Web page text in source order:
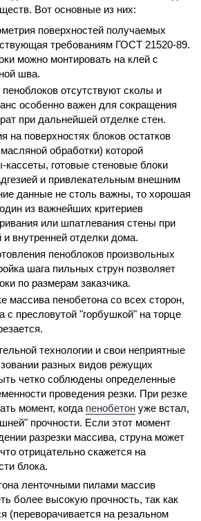
Вот основные из них:
поверхностей получаемых
требованиям ГОСТ 21520-89.
можно монтировать на клей с
шва.
пеноблоков отсутствуют сколы и
особенно важен для сокращения
при дальнейшей отделке стен.
на поверхностях блоков остатков
обработки) которой
готовые стеновые блоки
и привлекательным внешним
данные не столь важны, то хорошая
из важнейших критериев
или шпатлевания стены при
внутренней отделки дома.
пеноблоков произвольных
шага пильных струн позволяет
по размерам заказчика.
массива пенобетона со всех сторон,
с пресловутой "горбушкой" на торце
технологии и свои неприятные
разных видов режущих
четко соблюдены определенные
проведения резки. При резке
момент, когда пенобетон уже встал,
прочности. Если этот момент
разрезки массива, струна может
отрицательно скажется на
блока.
ленточными пилами массив
более высокую прочность, так как
(переворачивается на резальном